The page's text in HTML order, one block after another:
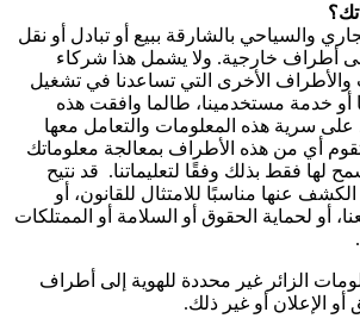
والسياحي بالشارقة ببيع أو تبادل أو نقل
أطراف خارجية. ولا يشمل هذا شركاء
والأطراف الأخرى التي تساعدنا في تشغيل
أو خدمة مستخدمينا، طالما وافقت هذه
سرية هذه المعلومات والتعامل معها
تقوم أي من هذه الأطراف بمعالجة معلوماتك
لها فقط بذلك وفقًا لتعليماتنا. قد نتيح
عنها مناسبًا للامتثال للقانون، أو
أو لحماية الحقوق أو السلامة أو الممتلكات
الزائر غير محددة للهوية إلى أطراف
الإعلان أو غير ذلك.